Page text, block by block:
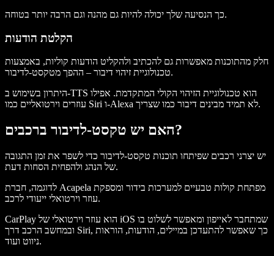
כך הנסיעה שלך יכולה להיות גם מהנה וגם הרבה יותר בטוחה.
הקלטת הודעות
חלק מהתוכנות מאפשרות גם להכתיב ולהקליט הודעות קוליות, באמצעות
טכנולוגיית זיהוי דיבור – ההפך מטקסט‑לדיבור.
היתרון בשימוש ב-TTS הוא טכנולוגיית הזיהוי הקולי המתקדמת. אפילו
עוזרים וירטואליים כמו Siri ו-Alexa לא תמיד מבינים דיבור כמו שצריך.
האם יש טקסט‑לדיבור ברכבים?
יש יצרני רכבים שפיתחו תוכנות טקסט‑לדיבור כדי לשפר את זמן התגובה
של הנהג ולהפחית הסחות דעת.
לדוגמה, חברת Acapela מפתחת קולות טבעיים למערכות בידור ומספקת
עוזר וירטואלי ייעודי לרכב.
CarPlay הוא עוזר וירטואלי של iOS שמתחבר לאייפון ומאפשר לשלוט בו
ובמחשב הרכב דרך Siri, כך שאפשר להתעדכן במיילים, הודעות, הוראות
ניווט ועוד.